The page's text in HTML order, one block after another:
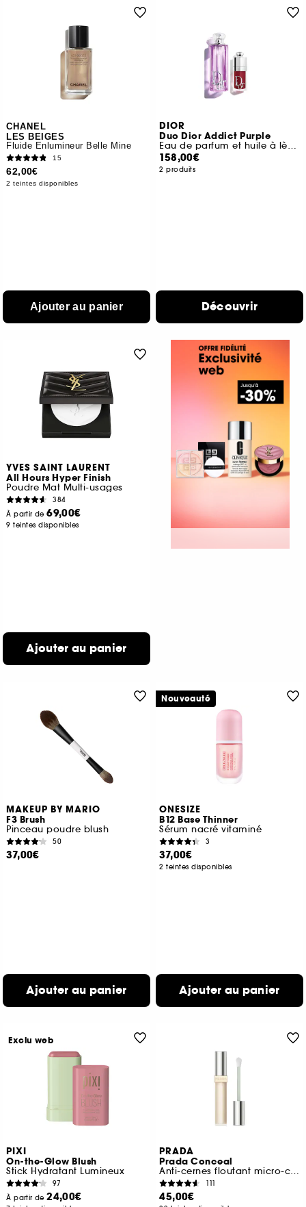
CHANEL
LES BEIGES
Fluide Enlumineur Belle Mine
15
62,00€
2 teintes disponibles
Ajouter au panier
DIOR
Duo Dior Addict Purple
Eau de parfum et huile à lèvres hydratante
158,00€
2 produits
Découvrir
YVES SAINT LAURENT
All Hours Hyper Finish
Poudre Mat Multi-usages
384
À partir de69,00€
9 teintes disponibles
Ajouter au panier
MAKEUP BY MARIO
F3 Brush
Pinceau poudre blush
50
37,00€
Ajouter au panier
ONESIZE
B12 Base Thinner
Sérum nacré vitaminé
3
37,00€
2 teintes disponibles
Ajouter au panier
Nouveauté
PIXI
On-the-Glow Blush
Stick Hydratant Lumineux
97
À partir de24,00€
Exclu web
PRADA
Prada Conceal
Anti-cernes floutant micro-correcteur
111
45,00€